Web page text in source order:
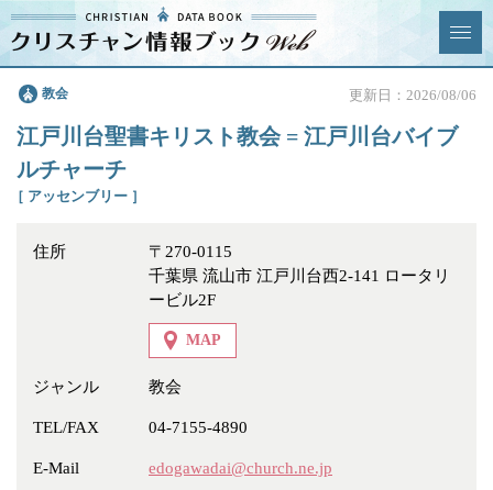
クリスチャン
情報ブックとは
News & Topics
よくあるご質問
情報掲載の変更・追加につい
教会 更新日：2026/08/06
江戸川台聖書キリスト教会 = 江戸川台バイブ
ルチャーチ
［ アッセンブリー ］
住所
〒270-0115
千葉県 流山市 江戸川台西2-141 ロータリ
ービル2F
MAP
ジャンル 教会
TEL/FAX 04-7155-4890
E-Mail edogawadai@church.ne.jp